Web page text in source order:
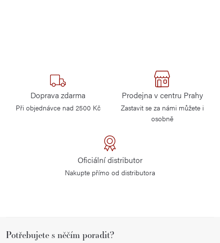
Doprava zdarma
Při objednávce nad 2500 Kč
Prodejna v centru Prahy
Zastavit se za námi můžete i
osobně
Oficiální distributor
Nakupte přímo od distributora
Potřebujete s něčím poradit?